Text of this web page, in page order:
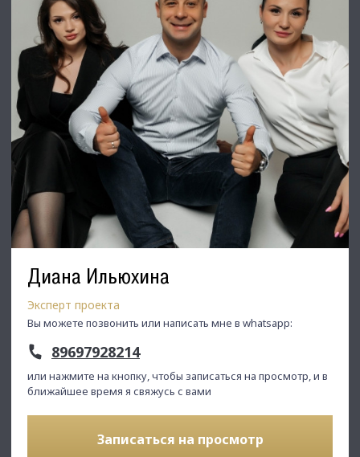
Диана Ильюхина
Эксперт проекта
Вы можете позвонить или написать мне в whatsapp:
89697928214
или нажмите на кнопку, чтобы записаться на просмотр, и в
ближайшее время я свяжусь с вами
Записаться на просмотр